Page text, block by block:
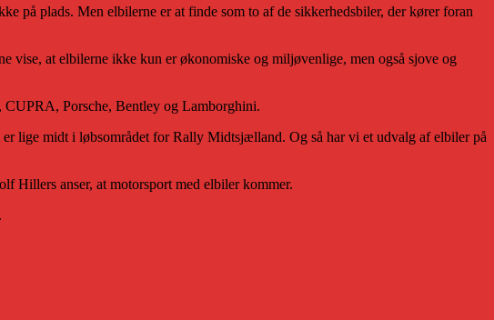
på plads. Men elbilerne er at finde som to af de sikkerhedsbiler, der kører foran
at elbilerne ikke kun er økonomiske og miljøvenlige, men også sjove og
Porsche, Bentley og Lamborghini.
lige midt i løbsområdet for Rally Midtsjælland. Og så har vi et udvalg af elbiler på
Hillers anser, at motorsport med elbiler kommer.